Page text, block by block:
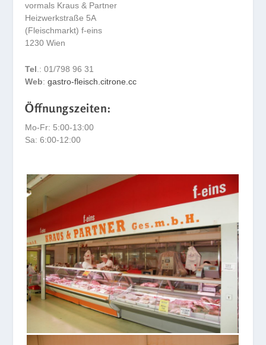
vormals Kraus & Partner
Heizwerkstraße 5A
(Fleischmarkt) f-eins
1230 Wien
Tel .: 01/798 96 31
Web:gastro-fleisch.citrone.cc
Öffnungszeiten:
Mo-Fr: 5:00-13:00
Sa: 6:00-12:00